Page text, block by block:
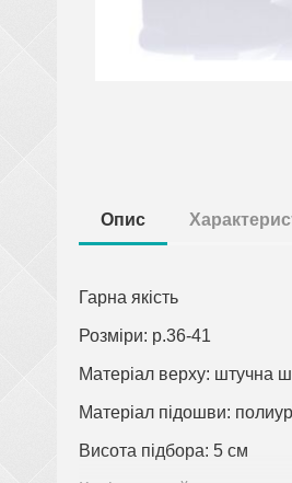
Опис
Гарна якість
Розміри: р.36-41
Матеріал верху: штучна
Матеріал підошви:
Висота підбора: 5 см